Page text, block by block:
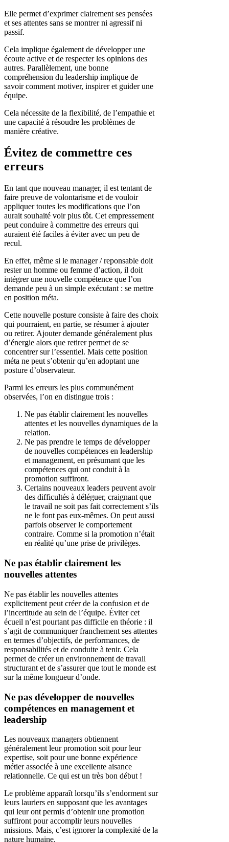
Elle permet d’exprimer clairement ses pensées
et ses attentes sans se montrer ni agressif ni
passif.
Cela implique également de développer une
écoute active et de respecter les opinions des
autres. Parallèlement, une bonne
compréhension du leadership implique de
savoir comment motiver, inspirer et guider une
équipe.
Cela nécessite de la flexibilité, de l’empathie et
une capacité à résoudre les problèmes de
manière créative.
Évitez de commettre ces
erreurs
En tant que nouveau manager, il est tentant de
faire preuve de volontarisme et de vouloir
appliquer toutes les modifications que l’on
aurait souhaité voir plus tôt. Cet empressement
peut conduire à commettre des erreurs qui
auraient été faciles à éviter avec un peu de
recul.
En effet, même si le manager / reponsable doit
rester un homme ou femme d’action, il doit
intégrer une nouvelle compétence que l’on
demande peu à un simple exécutant : se mettre
en position méta.
Cette nouvelle posture consiste à faire des choix
qui pourraient, en partie, se résumer à ajouter
ou retirer. Ajouter demande généralement plus
d’énergie alors que retirer permet de se
concentrer sur l’essentiel. Mais cette position
méta ne peut s’obtenir qu’en adoptant une
posture d’observateur.
Parmi les erreurs les plus communément
observées, l’on en distingue trois :
Ne pas établir clairement les nouvelles
attentes et les nouvelles dynamiques de la
relation.
Ne pas prendre le temps de développer
de nouvelles compétences en leadership
et management, en présumant que les
compétences qui ont conduit à la
promotion suffiront.
Certains nouveaux leaders peuvent avoir
des difficultés à déléguer, craignant que
le travail ne soit pas fait correctement s’ils
ne le font pas eux-mêmes. On peut aussi
parfois observer le comportement
contraire. Comme si la promotion n’était
en réalité qu’une prise de privilèges.
Ne pas établir clairement les
nouvelles attentes
Ne pas établir les nouvelles attentes
explicitement peut créer de la confusion et de
l’incertitude au sein de l’équipe. Éviter cet
écueil n’est pourtant pas difficile en théorie : il
s’agit de communiquer franchement ses attentes
en termes d’objectifs, de performances, de
responsabilités et de conduite à tenir. Cela
permet de créer un environnement de travail
structurant et de s’assurer que tout le monde est
sur la même longueur d’onde.
Ne pas développer de nouvelles
compétences en management et
leadership
Les nouveaux managers obtiennent
généralement leur promotion soit pour leur
expertise, soit pour une bonne expérience
métier associée à une excellente aisance
relationnelle. Ce qui est un très bon début !
Le problème apparaît lorsqu’ils s’endorment sur
leurs lauriers en supposant que les avantages
qui leur ont permis d’obtenir une promotion
suffiront pour accomplir leurs nouvelles
missions. Mais, c’est ignorer la complexité de la
nature humaine.